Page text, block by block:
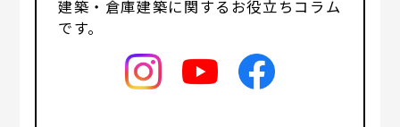
建築・倉庫建築に関するお役立ちコラム
です。